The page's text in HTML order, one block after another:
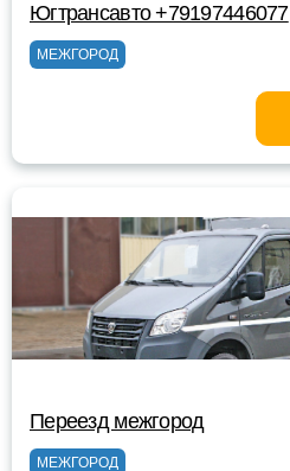
Югтрансавто +79197446077
МЕЖГОРОД
Переезд межгород
МЕЖГОРОД